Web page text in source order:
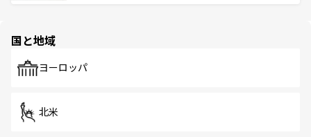
で、ホーカーズは地元の風情を楽しめる外せないスポット
国と地域
ヨーロッパ
北米